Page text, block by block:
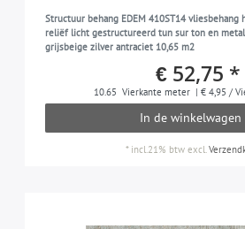
Structuur behang EDEM 410ST14 vliesbehang
reliëf licht gestructureerd tun sur ton en
grijsbeige zilver antraciet 10,65 m2
€ 52,75 *
10.65 Vierkante meter | € 4,95 /
In de winkelwagen
* incl.21% btw excl.